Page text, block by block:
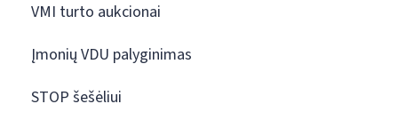
VMI turto aukcionai
Įmonių VDU palyginimas
STOP šešėliui